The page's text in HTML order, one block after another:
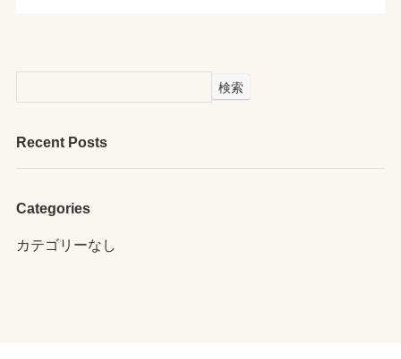
検索
Recent Posts
Categories
カテゴリーなし